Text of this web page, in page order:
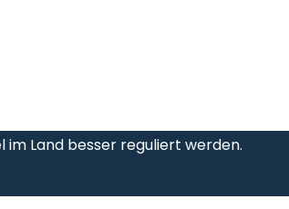
im Land besser reguliert werden.